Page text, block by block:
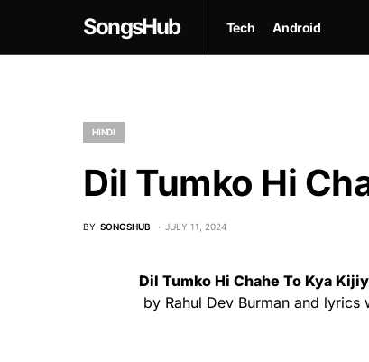
SongsHub Tech Android
HINDI
Dil Tumko Hi
BY SONGSHUB JULY 11, 2024
Dil Tumko Hi Chahe To Kya
by Rahul Dev Burman and